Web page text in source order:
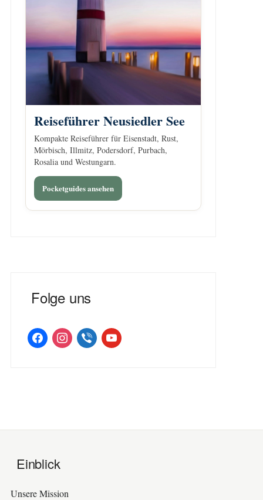
Reiseführer Neusiedler See
Kompakte Reiseführer für Eisenstadt, Rust,
Mörbisch, Illmitz, Podersdorf, Purbach,
Rosalia und Westungarn.
Pocketguides ansehen
Folge uns
facebookinstagramviber youtube
Einblick
Unsere Mission